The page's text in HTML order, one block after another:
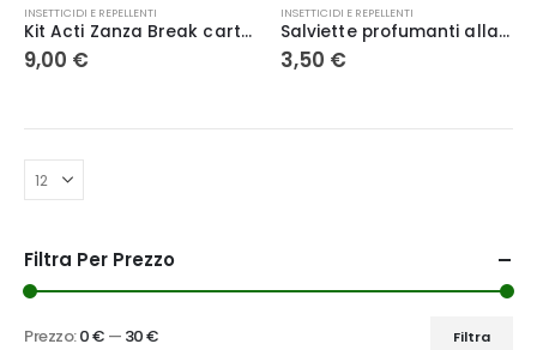
INSETTICIDI E REPELLENTI
Kit Acti Zanza Break cartuccia + piastrine
9,00 €
INSETTICIDI E REPELLENTI
Salviette profumanti alla citronella e al geranio – Flortis
3,50 €
Filtra Per Prezzo
Filtra
Prezzo:0 € — 30 €